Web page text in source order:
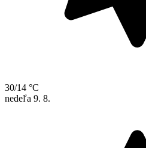
30/14 °C
nedeľa 9. 8.